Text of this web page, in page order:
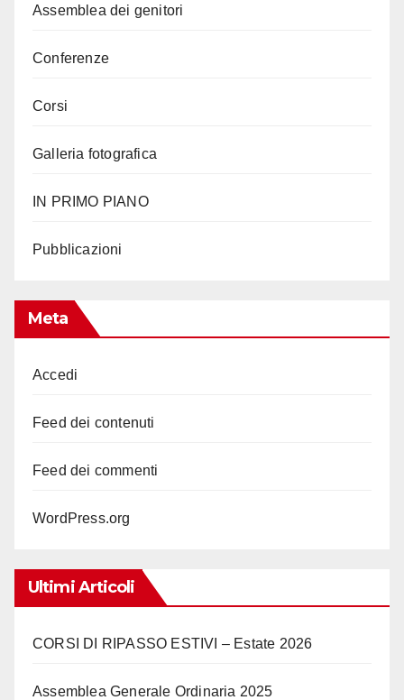
Assemblea dei genitori
Conferenze
Corsi
Galleria fotografica
IN PRIMO PIANO
Pubblicazioni
Meta
Accedi
Feed dei contenuti
Feed dei commenti
WordPress.org
Ultimi Articoli
CORSI DI RIPASSO ESTIVI – Estate 2026
Assemblea Generale Ordinaria 2025